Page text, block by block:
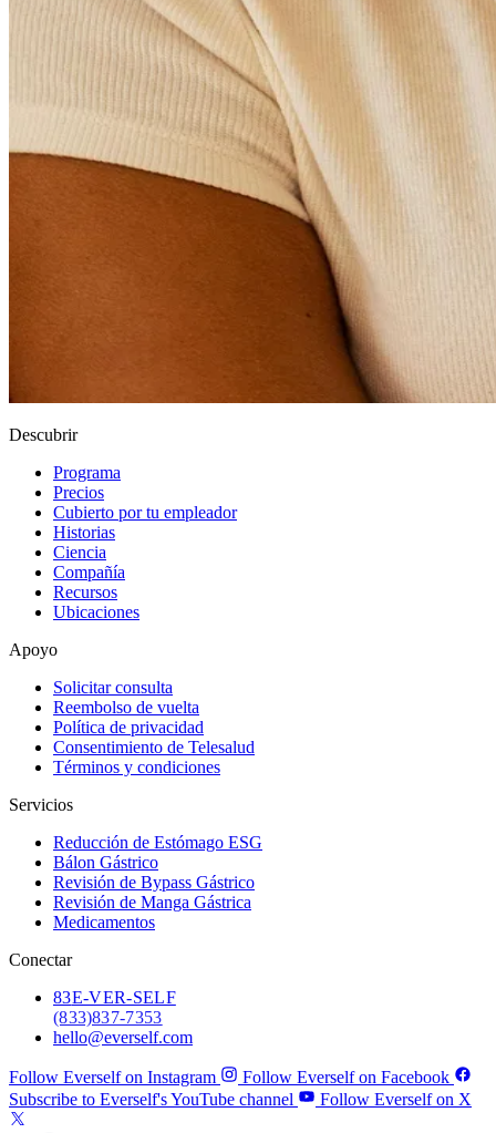
Descubrir
Programa
Precios
Cubierto por tu empleador
Historias
Ciencia
Compañía
Recursos
Ubicaciones
Apoyo
Solicitar consulta
Reembolso de vuelta
Política de privacidad
Consentimiento de Telesalud
Términos y condiciones
Servicios
Reducción de Estómago ESG
Bálon Gástrico
Revisión de Bypass Gástrico
Revisión de Manga Gástrica
Medicamentos
Conectar
83E-VER-SELF
(833) 837-7353
hello@everself.com
Follow Everself on Instagram
Follow Everself on Facebook
Subscribe to Everself's YouTube channel
Follow Everself on X